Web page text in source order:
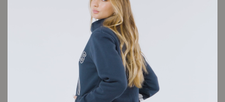
Cambios y devoluciones
Envío sin cargo